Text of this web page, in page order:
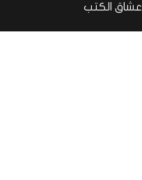
عشاق الكتب